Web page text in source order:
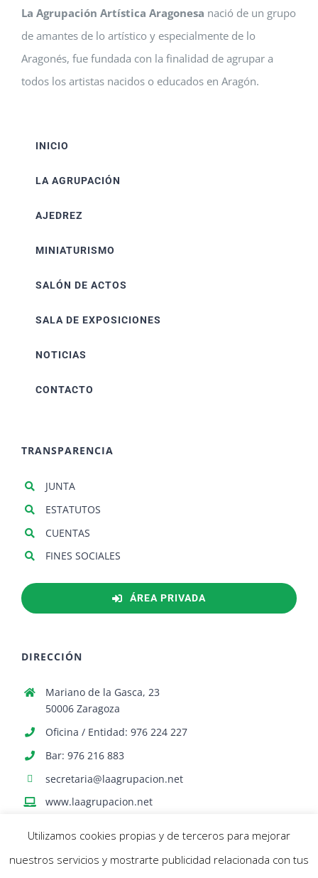
La Agrupación Artística Aragonesa nació de un grupo
de amantes de lo artístico y especialmente de lo
Aragonés, fue fundada con la finalidad de agrupar a
todos los artistas nacidos o educados en Aragón.
INICIO
LA AGRUPACIÓN
AJEDREZ
MINIATURISMO
SALÓN DE ACTOS
SALA DE EXPOSICIONES
NOTICIAS
CONTACTO
TRANSPARENCIA
JUNTA
ESTATUTOS
CUENTAS
FINES SOCIALES
ÁREA PRIVADA
DIRECCIÓN
Mariano de la Gasca, 23
50006 Zaragoza
Oficina / Entidad: 976 224 227
Bar: 976 216 883
secretaria@laagrupacion.net
www.laagrupacion.net
Utilizamos cookies propias y de terceros para mejorar
nuestros servicios y mostrarte publicidad relacionada con tus